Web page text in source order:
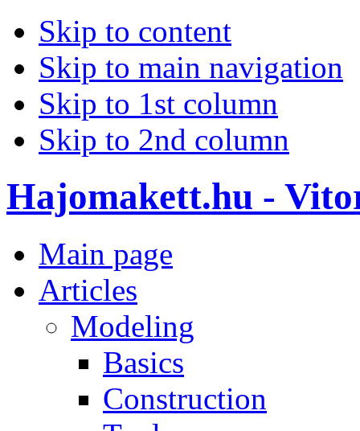
Skip to content
Skip to main navigation
Skip to 1st column
Skip to 2nd column
Hajomakett.hu -
Main page
Articles
Modeling
Basics
Construction